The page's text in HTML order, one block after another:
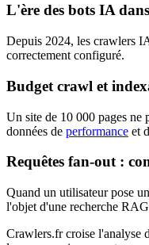
L'ère des bots IA
Depuis 2024, les crawlers
correctement configuré.
Budget crawl et
Un site de 10 000 pages ne
données de performance et
Requêtes fan-out :
Quand un utilisateur pose
l'objet d'une recherche
Crawlers.fr croise l'analyse